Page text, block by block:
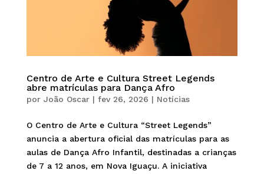
Centro de Arte e Cultura Street Legends
abre matrículas para Dança Afro
por João Oscar| fev 26, 2026 | Notícias
O Centro de Arte e Cultura “Street Legends”
anuncia a abertura oficial das matrículas para as
aulas de Dança Afro Infantil, destinadas a crianças
de 7 a 12 anos, em Nova Iguaçu. A iniciativa